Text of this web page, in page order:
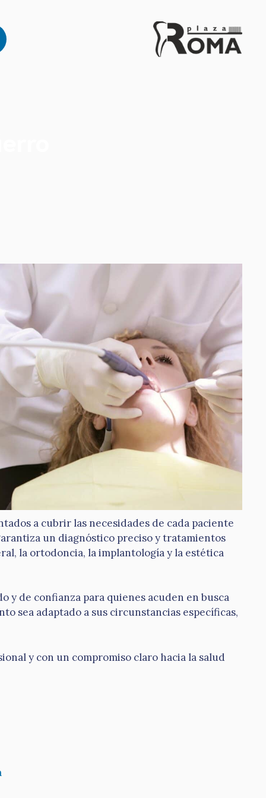
a cubrir las necesidades de cada paciente
un diagnóstico preciso y tratamientos
la ortodoncia, la implantología y la estética
y de confianza para quienes acuden en busca
sea adaptado a sus circunstancias específicas,
y con un compromiso claro hacia la salud